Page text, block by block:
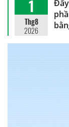
1
Thg8
2026